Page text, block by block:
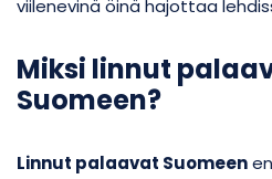
viilenevinä öinä hajottaa
Miksi linnut
Suomeen?
Linnut palaavat Suomeen